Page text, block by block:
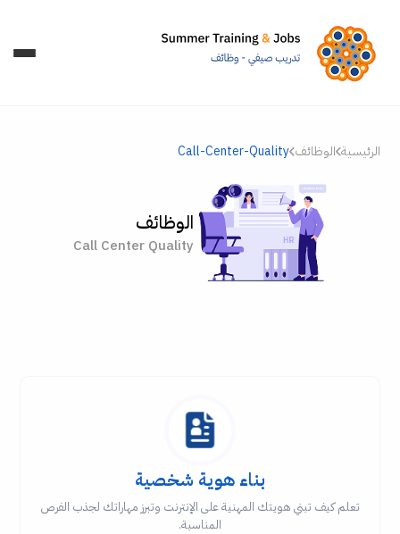
الرئيسية الوظائف Call-Center-Quality
الوظائف
Call Center Quality
بناء هوية شخصية
تعلم كيف تبني هويتك المهنية على الإنترنت وتبرز مهاراتك لجذب الفرص
المناسبة.